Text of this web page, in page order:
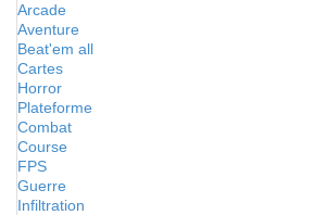
Arcade
Aventure
Beat'em all
Cartes
Horror
Plateforme
Combat
Course
FPS
Guerre
Infiltration